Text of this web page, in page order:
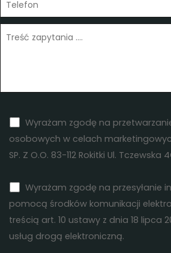
Wyrażam zgodę na
osobowych w celach
SP. Z O.O. 83-112 Rokitki Ul. Tczewska
Wyrażam zgodę na przesyłanie
pomocą środków komunikacji
treścią art. 10 ustawy z dnia 18 lipca
usług drogą elektroniczną.